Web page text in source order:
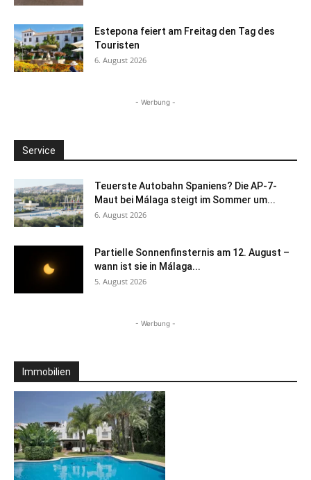
Estepona feiert am Freitag den Tag des
Touristen
6. August 2026
- Werbung -
Service
Teuerste Autobahn Spaniens? Die AP-7-
Maut bei Málaga steigt im Sommer um...
6. August 2026
Partielle Sonnenfinsternis am 12. August –
wann ist sie in Málaga...
5. August 2026
- Werbung -
Immobilien